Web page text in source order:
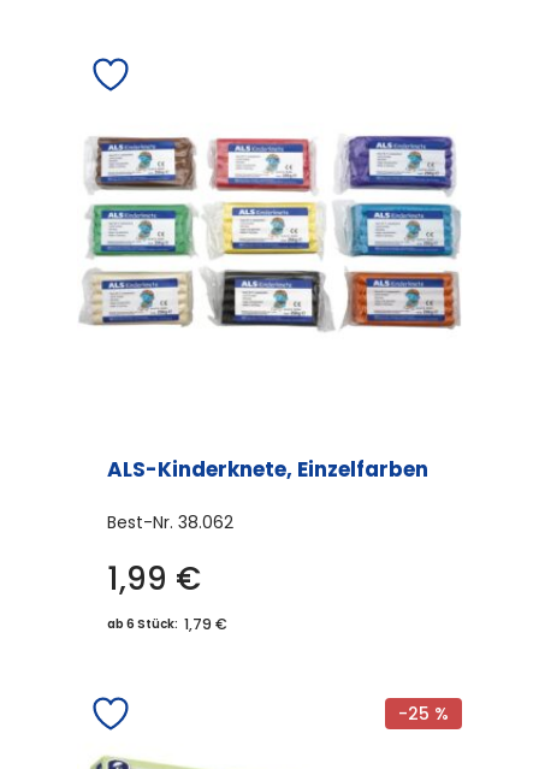
ALS-Kinderknete, Einzelfarben
Best-Nr. 38.062
1,99 €
ab 6 Stück: 1,79 €
-25 %